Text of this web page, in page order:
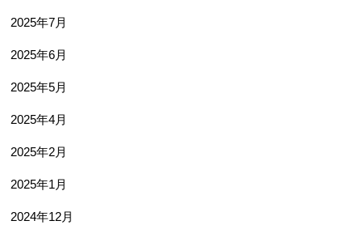
2025年7月
2025年6月
2025年5月
2025年4月
2025年2月
2025年1月
2024年12月